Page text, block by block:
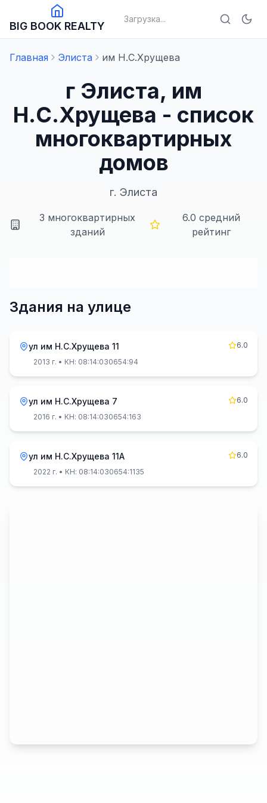
BIG BOOK REALTY
Загрузка...
Главная Элиста им Н.С.Хрущева
г Элиста, им
Н.С.Хрущева - список
многоквартирных
домов
г. Элиста
3 многоквартирных
зданий
6.0 средний
рейтинг
Здания на улице
ул им Н.С.Хрущева 11
6.0
2013 г. • КН: 08:14:030654:94
ул им Н.С.Хрущева 7
6.0
2016 г. • КН: 08:14:030654:163
ул им Н.С.Хрущева 11А
6.0
2022 г. • КН: 08:14:030654:1135